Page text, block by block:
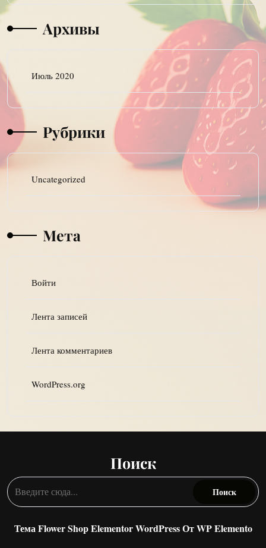
Архивы
Июль 2020
Рубрики
Uncategorized
Мета
Войти
Лента записей
Лента комментариев
WordPress.org
Поиск
Тема Flower Shop Elementor WordPressОт WP Elemento